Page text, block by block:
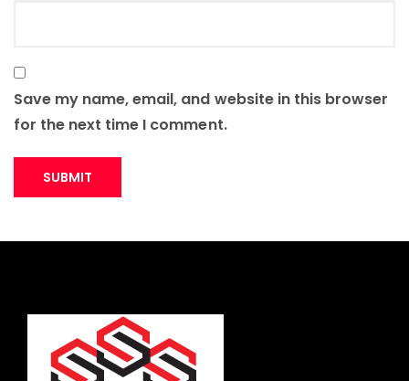
Save my name, email, and website in this browser
for the next time I comment.